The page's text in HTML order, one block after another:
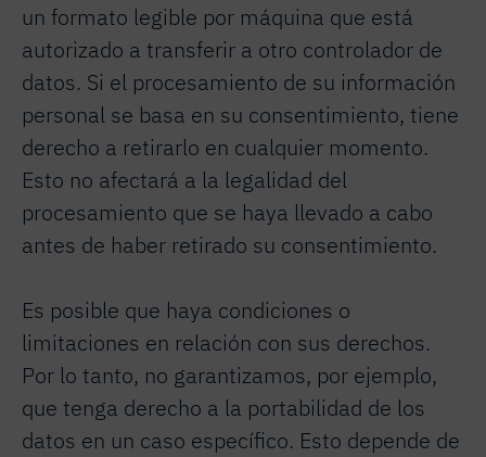
un formato legible por máquina que está
autorizado a transferir a otro controlador de
datos. Si el procesamiento de su información
personal se basa en su consentimiento, tiene
derecho a retirarlo en cualquier momento.
Esto no afectará a la legalidad del
procesamiento que se haya llevado a cabo
antes de haber retirado su consentimiento.
Es posible que haya condiciones o
limitaciones en relación con sus derechos.
Por lo tanto, no garantizamos, por ejemplo,
que tenga derecho a la portabilidad de los
datos en un caso específico. Esto depende de